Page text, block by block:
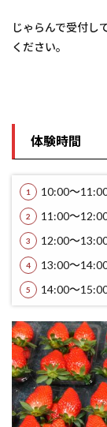
じゃらんで受付し
ください。
体験時間
10:00～
11:00～
12:00～
13:00～
14:00～